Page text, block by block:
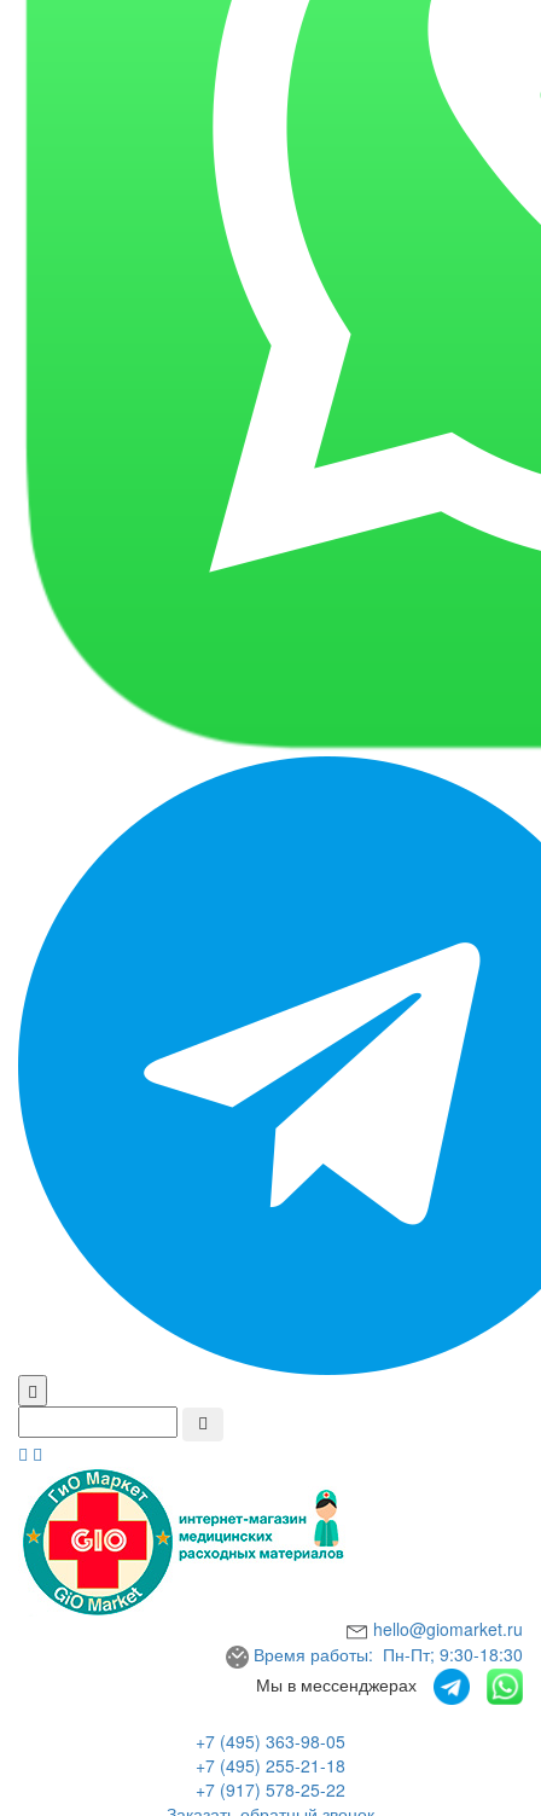
hello@giomarket.ru
Время работы: Пн-Пт; 9:30-18:30
Мы в мессенджерах
+7 (495) 363-98-05
+7 (495) 255-21-18
+7 (917) 578-25-22